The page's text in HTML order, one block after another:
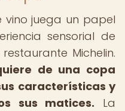
juega un papel
sensorial de
Michelin.
de una copa
características y
sus matices. La